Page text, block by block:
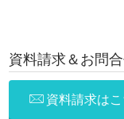
資料請求＆お問
資料請求はこ